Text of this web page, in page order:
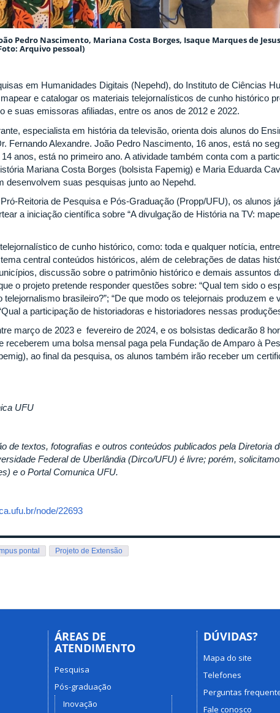
Pedro Nascimento, Mariana Costa Borges, Isaque Marques de
Arquivo pessoal)
em Humanidades Digitais (Nepehd), do Instituto de Ciências
e catalogar os materiais telejornalísticos de cunho histórico
e suas emissoras afiliadas, entre os anos de 2012 e 2022.
especialista em história da televisão, orienta dois alunos do
Fernando Alexandre. João Pedro Nascimento, 16 anos, está no
anos, está no primeiro ano. A atividade também conta com a
Mariana Costa Borges (bolsista Fapemig) e Maria Eduarda
desenvolvem suas pesquisas junto ao Nepehd.
Reitoria de Pesquisa e Pós-Graduação (Propp/UFU), os alunos já
a iniciação científica sobre “A divulgação de História na TV:
de cunho histórico, como: toda e qualquer notícia,
central conteúdos históricos, além de celebrações de datas
discussão sobre o patrimônio histórico e demais assuntos
o projeto pretende responder questões sobre: “Qual tem sido o
brasileiro?”; “De que modo os telejornais produzem e
a participação de historiadoras e historiadores nessas
março de 2023 e fevereiro de 2024, e os bolsistas dedicarão 8
receberem uma bolsa mensal paga pela Fundação de Amparo à
ao final da pesquisa, os alunos também irão receber um
UFU
de textos, fotografias e outros conteúdos publicados pela Diretoria
Federal de Uberlândia (Dirco/UFU) é livre; porém,
e o Portal Comunica UFU.
node/22693
pontal Projeto de Extensão
ÁREAS DE
ATENDIMENTO
Pesquisa
Pós-graduação
Inovação
DÚVIDAS?
Mapa do site
Telefones
Perguntas
Fale conosco